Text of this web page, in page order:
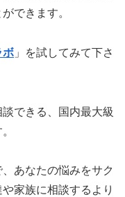
ができます。
ボ 」を試してみて下さ
できる、国内最大級
あなたの悩みをサク
家族に相談するより